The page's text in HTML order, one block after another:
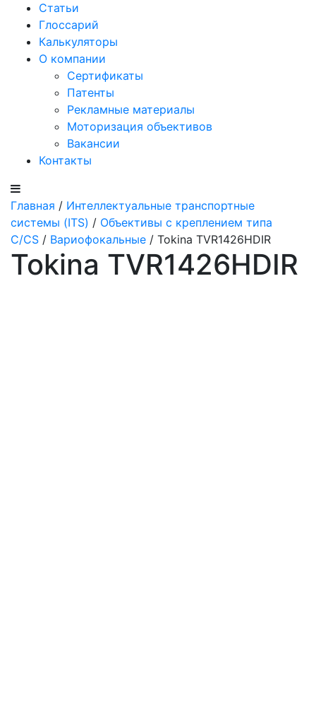
Статьи
Глоссарий
Калькуляторы
О компании
Сертификаты
Патенты
Рекламные материалы
Моторизация объективов
Вакансии
Контакты
Главная / Интеллектуальные транспортные
системы (ITS) / Объективы с креплением типа
C/CS / Вариофокальные / Tokina TVR1426HDIR
Tokina TVR1426HDIR